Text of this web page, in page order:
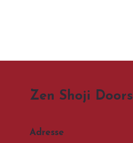
Zen Shoji Doors
Adresse